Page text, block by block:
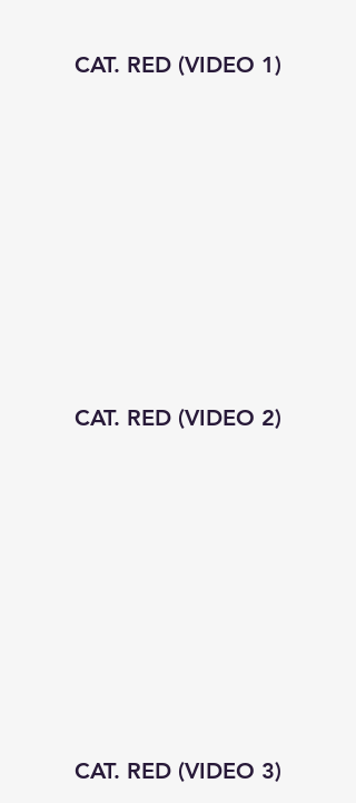
CAT. RED (VIDEO 1)
CAT. RED (VIDEO 2)
CAT. RED (VIDEO 3)